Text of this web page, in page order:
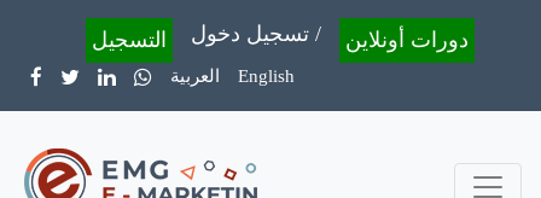
دورات أونلاين تسجيل دخول / التسجيل
العربية English